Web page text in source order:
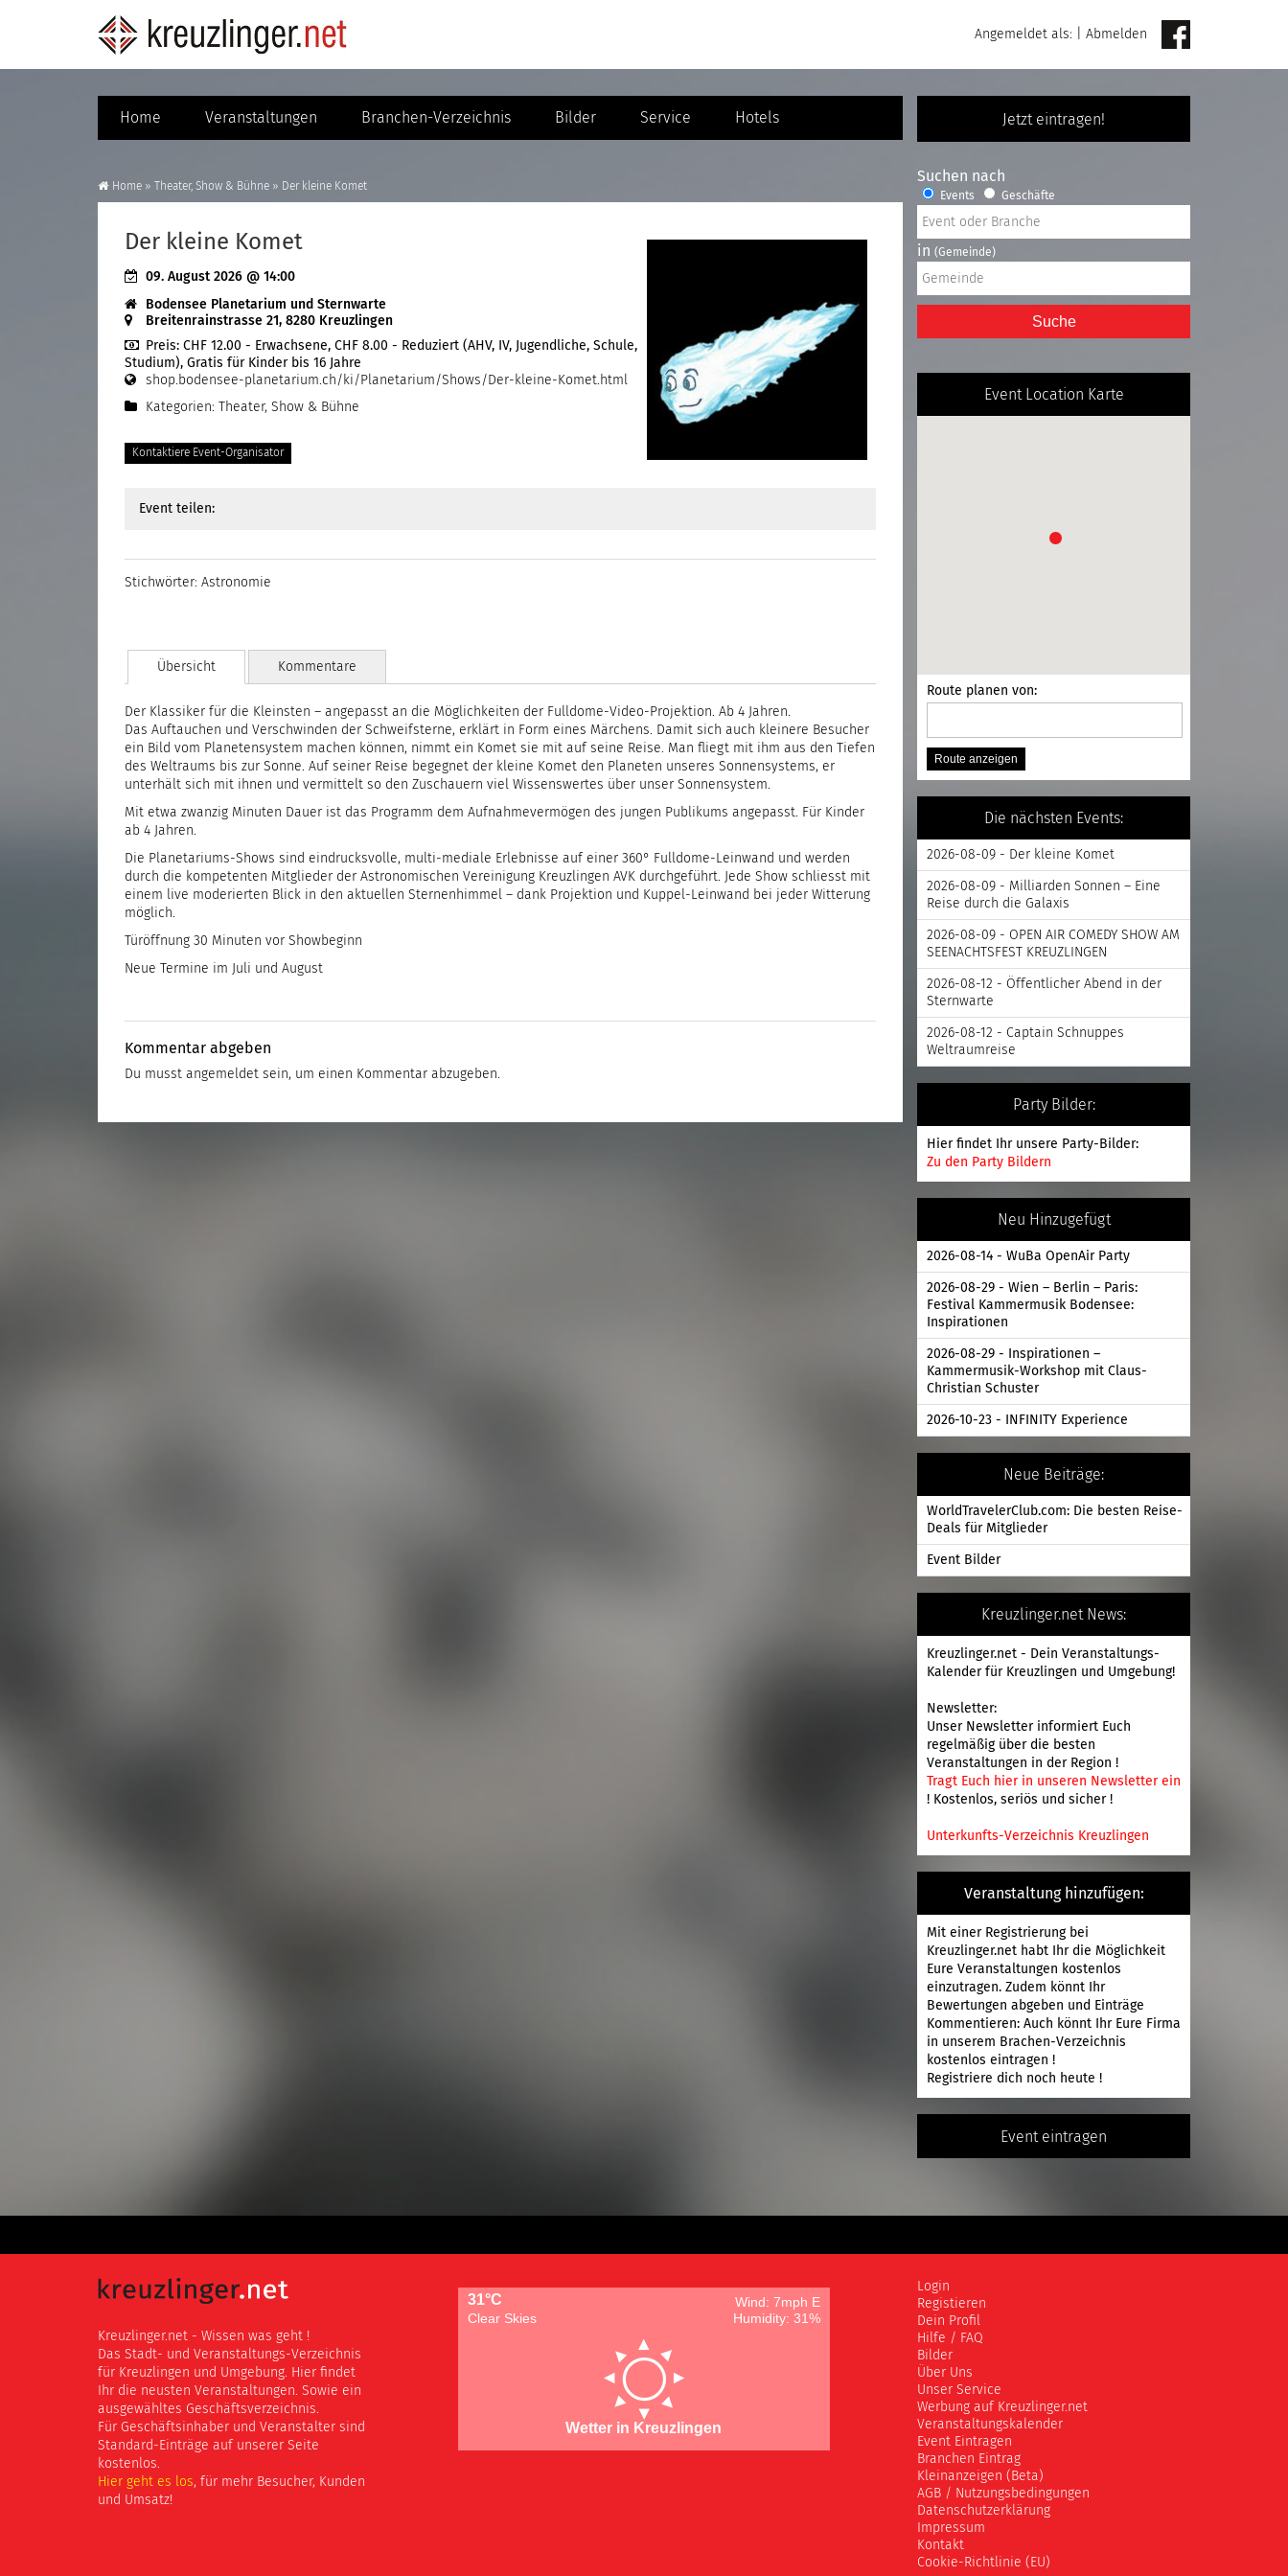
Angemeldet als: Abmelden
Jetzt eintragen!
Home Veranstaltungen Branchen-Verzeichnis Bilder Service Hotels
Home » Theater, Show & Bühne » Der kleine Komet
Der kleine Komet
09. August 2026 @ 14:00
Bodensee Planetarium und Sternwarte
Breitenrainstrasse 21, 8280 Kreuzlingen
Preis: CHF 12.00 - Erwachsene, CHF 8.00 - Reduziert (AHV, IV, Jugendliche, Schule,
Studium), Gratis für Kinder bis 16 Jahre
shop.bodensee-planetarium.ch/ki/Planetarium/Shows/Der-kleine-Komet.html
Kategorien:
Theater, Show & Bühne
Kontaktiere Event-Organisator
Event teilen:
Stichwörter: Astronomie
Übersicht Kommentare
Der Klassiker für die Kleinsten – angepasst an die Möglichkeiten der Fulldome-Video-Projektion. Ab 4 Jahren.
Das Auftauchen und Verschwinden der Schweifsterne, erklärt in Form eines Märchens. Damit sich auch kleinere Besucher
ein Bild vom Planetensystem machen können, nimmt ein Komet sie mit auf seine Reise. Man fliegt mit ihm aus den Tiefen
des Weltraums bis zur Sonne. Auf seiner Reise begegnet der kleine Komet den Planeten unseres Sonnensystems, er
unterhält sich mit ihnen und vermittelt so den Zuschauern viel Wissenswertes über unser Sonnensystem.
Mit etwa zwanzig Minuten Dauer ist das Programm dem Aufnahmevermögen des jungen Publikums angepasst. Für Kinder
ab 4 Jahren.
Die Planetariums-Shows sind eindrucksvolle, multi-mediale Erlebnisse auf einer 360° Fulldome-Leinwand und werden
durch die kompetenten Mitglieder der Astronomischen Vereinigung Kreuzlingen AVK durchgeführt. Jede Show schliesst mit
einem live moderierten Blick in den aktuellen Sternenhimmel – dank Projektion und Kuppel-Leinwand bei jeder Witterung
möglich.
Türöffnung 30 Minuten vor Showbeginn
Neue Termine im Juli und August
Kommentar abgeben
Du musst angemeldet sein, um einen Kommentar abzugeben.
Suchen nach
Events Geschäfte
in (Gemeinde)
Suche
Event Location Karte
Route planen von:
Die nächsten Events:
2026-08-09 - Der kleine Komet
2026-08-09 - Milliarden Sonnen – Eine
Reise durch die Galaxis
2026-08-09 - OPEN AIR COMEDY SHOW AM
SEENACHTSFEST KREUZLINGEN
2026-08-12 - Öffentlicher Abend in der
Sternwarte
2026-08-12 - Captain Schnuppes
Weltraumreise
Party Bilder:
Hier findet Ihr unsere Party-Bilder:
Zu den Party Bildern
Neu Hinzugefügt
2026-08-14 - WuBa OpenAir Party
2026-08-29 - Wien – Berlin – Paris:
Festival Kammermusik Bodensee:
Inspirationen
2026-08-29 - Inspirationen –
Kammermusik-Workshop mit Claus-
Christian Schuster
2026-10-23 - INFINITY Experience
Neue Beiträge:
WorldTravelerClub.com: Die besten Reise-
Deals für Mitglieder
Event Bilder
Kreuzlinger.net News:
Kreuzlinger.net - Dein Veranstaltungs-
Kalender für Kreuzlingen und Umgebung!
Newsletter:
Unser Newsletter informiert Euch
regelmäßig über die besten
Veranstaltungen in der Region !
Tragt Euch hier in unseren Newsletter ein
! Kostenlos, seriös und sicher !
Unterkunfts-Verzeichnis Kreuzlingen
Veranstaltung hinzufügen:
Mit einer Registrierungbei
Kreuzlinger.net habt Ihr die Möglichkeit
Eure Veranstaltungen kostenlos
einzutragen. Zudem könnt Ihr
Bewertungen abgeben und Einträge
Kommentieren: Auch könnt Ihr Eure Firma
in unserem Brachen-Verzeichnis
kostenlos eintragen !
Registriere dich noch heute !
Event eintragen
Kreuzlinger.net - Wissen was geht !
Das Stadt- und Veranstaltungs-Verzeichnis
für Kreuzlingen und Umgebung. Hier findet
Ihr die neusten Veranstaltungen. Sowie ein
ausgewähltes Geschäftsverzeichnis.
Für Geschäftsinhaber und Veranstalter sind
Standard-Einträge auf unserer Seite
kostenlos.
Hier geht es los, für mehr Besucher, Kunden
und Umsatz!
31°C
Wind: 7mph E
Clear Skies
Humidity: 31%
Wetter in Kreuzlingen
Login
Registieren
Dein Profil
Hilfe / FAQ
Bilder
Über Uns
Unser Service
Werbung auf Kreuzlinger.net
Veranstaltungskalender
Event Eintragen
Branchen Eintrag
Kleinanzeigen (Beta)
AGB / Nutzungsbedingungen
Datenschutzerklärung
Impressum
Kontakt
Cookie-Richtlinie (EU)